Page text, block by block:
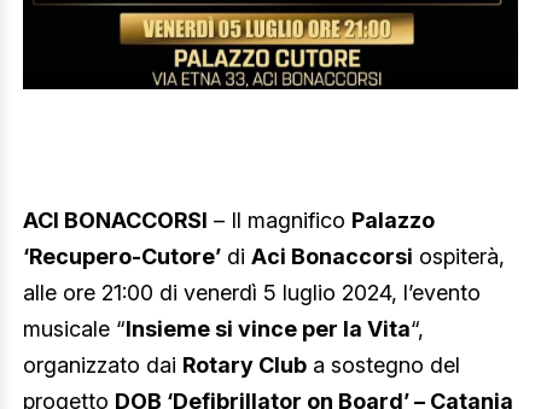
ACI BONACCORSI – Il magnifico Palazzo
‘Recupero-Cutore’ di Aci Bonaccorsi ospiterà,
alle ore 21:00 di venerdì 5 luglio 2024, l’evento
musicale “Insieme si vince per la Vita“,
organizzato dai Rotary Club a sostegno del
progetto DOB ‘Defibrillator on Board’ – Catania